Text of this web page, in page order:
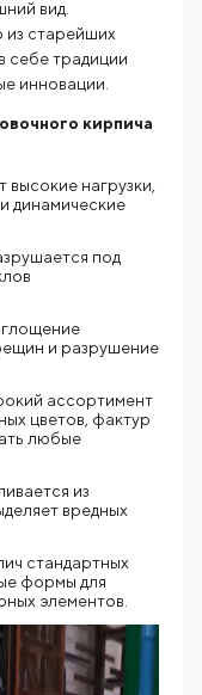
вид.
из старейших
себе традиции
инновации.
кирпича
нагрузки,
динамические
под
и разрушение
ассортимент
цветов, фактур
любые
из
вредных
стандартных
формы для
элементов.